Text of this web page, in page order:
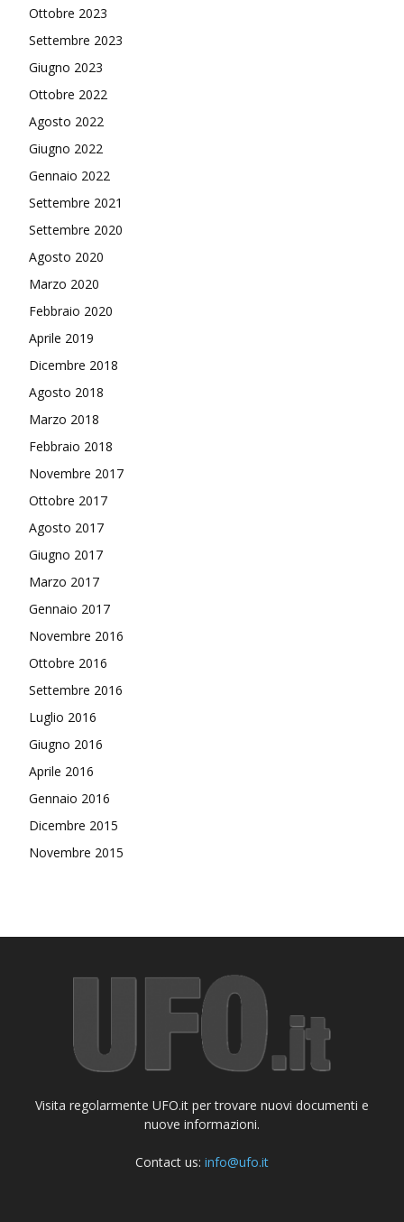
Ottobre 2023
Settembre 2023
Giugno 2023
Ottobre 2022
Agosto 2022
Giugno 2022
Gennaio 2022
Settembre 2021
Settembre 2020
Agosto 2020
Marzo 2020
Febbraio 2020
Aprile 2019
Dicembre 2018
Agosto 2018
Marzo 2018
Febbraio 2018
Novembre 2017
Ottobre 2017
Agosto 2017
Giugno 2017
Marzo 2017
Gennaio 2017
Novembre 2016
Ottobre 2016
Settembre 2016
Luglio 2016
Giugno 2016
Aprile 2016
Gennaio 2016
Dicembre 2015
Novembre 2015
Visita regolarmente UFO.it per trovare nuovi documenti e
nuove informazioni.
Contact us: info@ufo.it